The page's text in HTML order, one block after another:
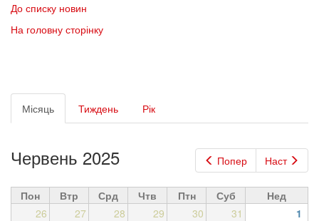
До списку новин
На головну сторінку
Первинні
вкладки
Місяць (активна
вкладка)
Тиждень Рік
Попер Наст
Червень 2025
Пон Втр Срд Чтв Птн Суб
Нед
26
27 28 29 30 31 1